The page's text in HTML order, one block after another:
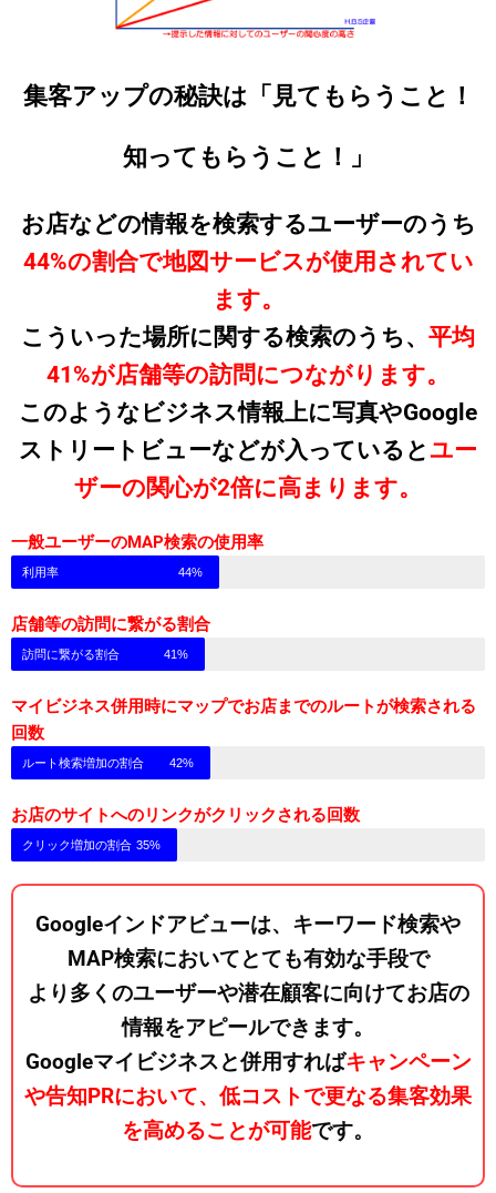
集客アップの秘訣は「見てもらうこと！
知ってもらうこと！」
お店などの情報を検索するユーザーのうち
44%の割合で地図サービスが使用されてい
ます。
こういった場所に関する検索のうち、 平均
41%が店舗等の訪問につながります。
このようなビジネス情報上に写真やGoogle
ストリートビューなどが入っているとユー
ザーの関心が2倍に高まります。
一般ユーザーのMAP検索の使用率
利用率 44%
店舗等の訪問に繋がる割合
訪問に繋がる割合 41%
マイビジネス併用時にマップでお店までのルートが検索される
回数
ルート検索増加の割合 42%
お店のサイトへのリンクがクリックされる回数
クリック増加の割合 35%
Googleインドアビューは、キーワード検索や
MAP検索においてとても有効な手段で
より多くのユーザーや潜在顧客に向けてお店の
情報をアピールできます。
Googleマイビジネスと併用すればキャンペーン
や告知PRにおいて、低コストで更なる集客効果
を高めることが可能です。